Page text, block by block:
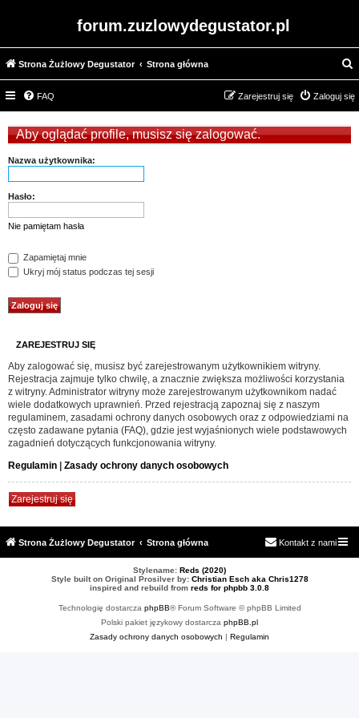
forum.zuzlowydegustator.pl
Strona Żużlowy Degustator Strona główna
z
u
FAQ Zaloguj się
Zarejestruj się
Aby oglądać profile, musisz się zalogować.
Nazwa użytkownika:
Hasło:
Nie pamiętam hasła
Zapamiętaj mnie
Ukryj mój status podczas tej sesji
ZAREJESTRUJ SIĘ
Aby zalogować się, musisz być zarejestrowanym użytkownikiem witryny.
Rejestracja zajmuje tylko chwilę, a znacznie zwiększa możliwości korzystania
z witryny. Administrator witryny może zarejestrowanym użytkownikom nadać
wiele dodatkowych uprawnień. Przed rejestracją zapoznaj się z naszym
regulaminem, zasadami ochrony danych osobowych oraz z odpowiedziami na
często zadawane pytania (FAQ), gdzie jest wyjaśnionych wiele podstawowych
zagadnień dotyczących funkcjonowania witryny.
Regulamin | Zasady ochrony danych osobowych
Zarejestruj się
Strona Żużlowy Degustator Strona główna Kontakt z nami
Stylename: Reds (2020)
Style built on Original Prosilver by: Christian Esch aka Chris1278
inspired and rebuild from reds for phpbb 3.0.8
Technologię dostarcza phpBB® Forum Software © phpBB Limited
Polski pakiet językowy dostarcza phpBB.pl
Zasady ochrony danych osobowych | Regulamin